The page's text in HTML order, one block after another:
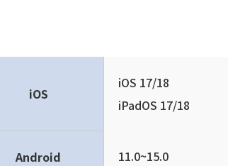
iOS
iOS 17/18
iPadOS 17/18
Android 11.0~15.0